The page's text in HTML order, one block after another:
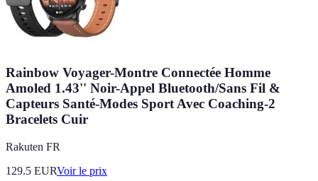
Rainbow Voyager-Montre Connectée Homme
Amoled 1.43'' Noir-Appel Bluetooth/Sans Fil &
Capteurs Santé-Modes Sport Avec Coaching-2
Bracelets Cuir
Rakuten FR
129.5 EURVoir le prix